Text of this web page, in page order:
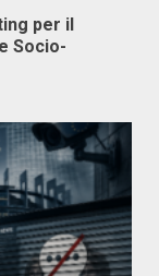
per il
Socio-